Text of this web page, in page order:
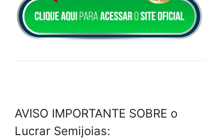
AVISO IMPORTANTE SOBRE o
Lucrar Semijoias: